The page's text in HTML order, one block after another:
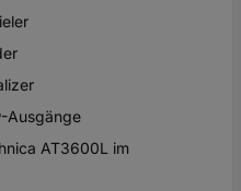
Ausgänge
AT3600L im